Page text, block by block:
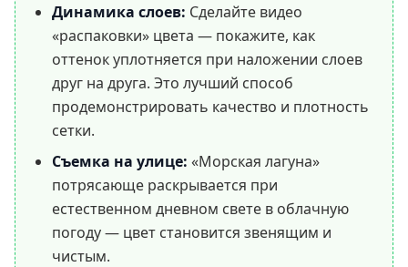
Динамика слоев: Сделайте видео
«распаковки» цвета — покажите, как
оттенок уплотняется при наложении слоев
друг на друга. Это лучший способ
продемонстрировать качество и плотность
сетки.
Съемка на улице: «Морская лагуна»
потрясающе раскрывается при
естественном дневном свете в облачную
погоду — цвет становится звенящим и
чистым.